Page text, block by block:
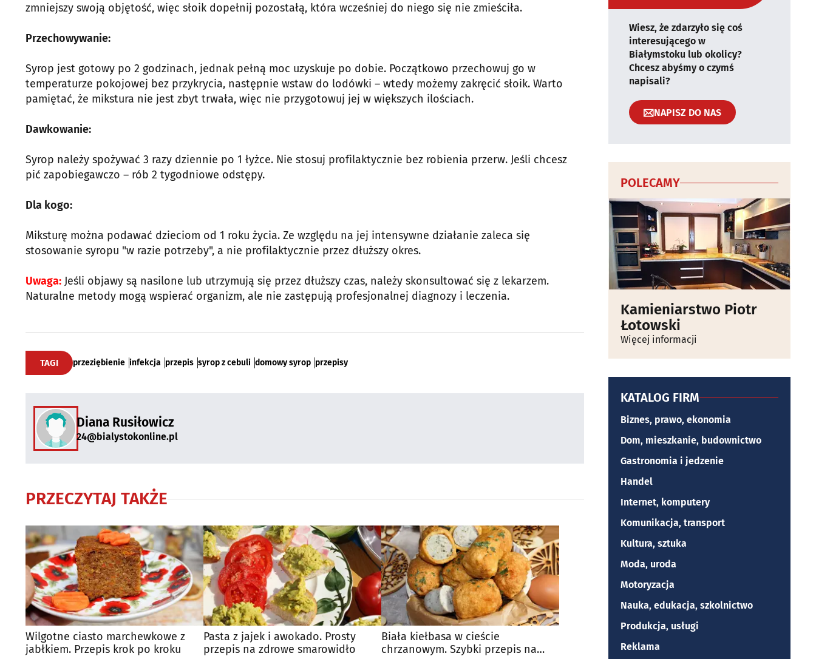
zmniejszy swoją objętość, więc słoik dopełnij pozostałą, która wcześniej do niego się nie zmieściła.
Przechowywanie:
Syrop jest gotowy po 2 godzinach, jednak pełną moc uzyskuje po dobie. Początkowo przechowuj go w
temperaturze pokojowej bez przykrycia, następnie wstaw do lodówki – wtedy możemy zakręcić słoik. Warto
pamiętać, że mikstura nie jest zbyt trwała, więc nie przygotowuj jej w większych ilościach.
Dawkowanie:
Syrop należy spożywać 3 razy dziennie po 1 łyżce. Nie stosuj profilaktycznie bez robienia przerw. Jeśli chcesz
pić zapobiegawczo – rób 2 tygodniowe odstępy.
Dla kogo:
Miksturę można podawać dzieciom od 1 roku życia. Ze względu na jej intensywne działanie zaleca się
stosowanie syropu "w razie potrzeby", a nie profilaktycznie przez dłuższy okres.
Uwaga: Jeśli objawy są nasilone lub utrzymują się przez dłuższy czas, należy skonsultować się z lekarzem.
Naturalne metody mogą wspierać organizm, ale nie zastępują profesjonalnej diagnozy i leczenia.
TAGI przeziębienie infekcja przepis syrop z cebuli domowy syrop przepisy
Diana Rusiłowicz
24@bialystokonline.pl
PRZECZYTAJ TAKŻE
Wilgotne ciasto marchewkowe z
jabłkiem. Przepis krok po kroku
Pasta z jajek i awokado. Prosty
przepis na zdrowe smarowidło
Biała kiełbasa w cieście
chrzanowym. Szybki przepis na
Wiesz, że zdarzyło się coś
interesującego w
Białymstoku lub okolicy?
Chcesz abyśmy o czymś
napisali?
NAPISZ DO NAS
POLECAMY
Kamieniarstwo Piotr
Łotowski
Więcej informacji
KATALOG FIRM
Biznes, prawo, ekonomia
Dom, mieszkanie, budownictwo
Gastronomia i jedzenie
Handel
Internet, komputery
Komunikacja, transport
Kultura, sztuka
Moda, uroda
Motoryzacja
Nauka, edukacja, szkolnictwo
Produkcja, usługi
Reklama